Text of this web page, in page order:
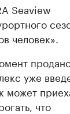
Seaview
человек».
уже
может
что